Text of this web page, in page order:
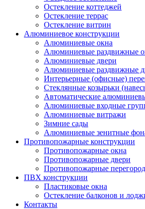
Остекление коттеджей
Остекление террас
Остекление витрин
Алюминиевое конструкции
Алюминиевые окна
Алюминиевые раздвижные
Алюминиевые двери
Алюминиевые раздвижные
Интерьерные (офисные)
Стеклянные козырьки
Автоматические
Алюминиевые входные
Алюминиевые витражи
Зимние сады
Алюминиевые зенитные
Противопожарные конструкции
Противопожарные окна
Противопожарные двери
Противопожарные
ПВХ конструкции
Пластиковые окна
Остекление балконов и
Контакты